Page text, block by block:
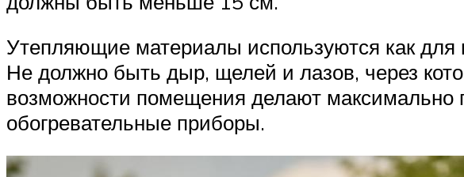
Утепляющие материалы используются как
Не должно быть дыр, щелей и лазов, через
возможности помещения делают максимально
обогревательные приборы.